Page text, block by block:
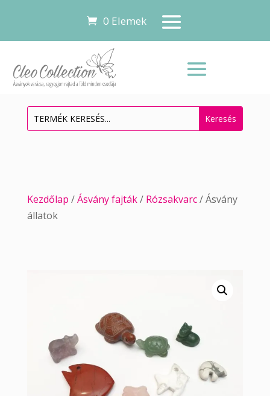
0 Elemek
Kezdőlap /Ásvány fajták/ Rózsakvarc/ Ásvány
állatok